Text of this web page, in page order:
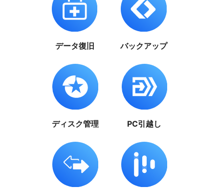
データ復旧 バックアップ
ディスク管理 PC引越し